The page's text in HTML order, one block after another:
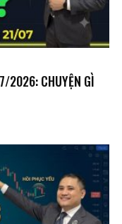
2026: CHUYỆN GÌ